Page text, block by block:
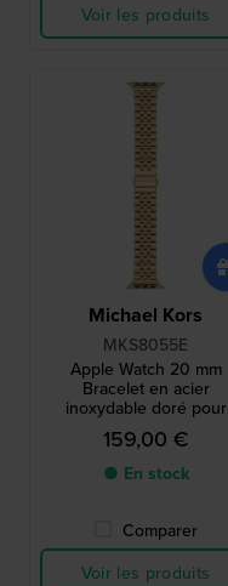
Voir les produits
Michael Kors
MKS8055E
Apple Watch 20 mm
Bracelet en acier
inoxydable doré pour
toutes les tailles de
montres Apple
159,00 €
● En stock
Comparer
Voir les produits